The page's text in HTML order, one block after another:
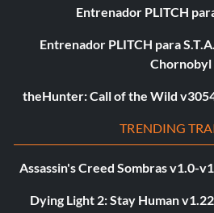
Entrenador PLITCH
Entrenador PLITCH para
Chornobyl
theHunter: Call of the Wild
TRENDING
Assassin's Creed Sombras v1.0-
Dying Light 2: Stay Human